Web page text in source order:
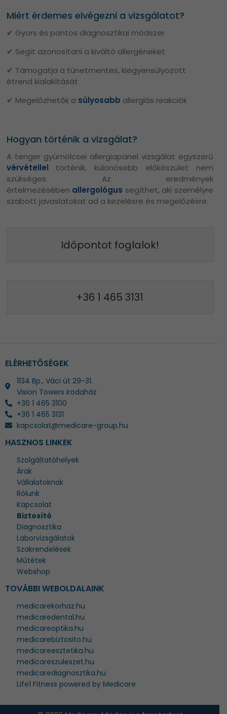
Miért érdemes elvégezni a vizsgálatot?
✔ Gyors és pontos diagnosztikai módszer
✔ Segít azonosítani a kiváltó allergéneket
✔ Támogatja a tünetmentes, kiegyensúlyozott
étrend kialakítását
✔ Megelőzhetők a súlyosabb allergiás reakciók
Hogyan történik a vizsgálat?
A tenger gyümölcsei allergiapanel vizsgálat egyszerű
vérvétellel történik, különösebb előkészület nem
szükséges. Az eredmények
értelmezésében allergológus segíthet, aki személyre
szabott javaslatokat ad a kezelésre és megelőzésre.
Időpontot foglalok!
+36 1 465 3131
ELÉRHETŐSÉGEK
1134 Bp., Váci út 29-31.
Vision Towers irodaház
+36 1 465 3100
+36 1 465 3131
kapcsolat@medicare-group.hu
HASZNOS LINKEK
Szolgáltatóhelyek
Árak
Vállalatoknak
Rólunk
Kapcsolat
Biztosító
Diagnosztika
Laborvizsgálatok
Szakrendelések
Műtétek
Webshop
TOVÁBBI WEBOLDALAINK
medicarekorhaz.hu
medicaredental.hu
medicareoptika.hu
medicarebiztosito.hu
medicareesztetika.hu
medicareszuleszet.hu
medicarediagnosztika.hu
Life1 Fitness powered by Medicare